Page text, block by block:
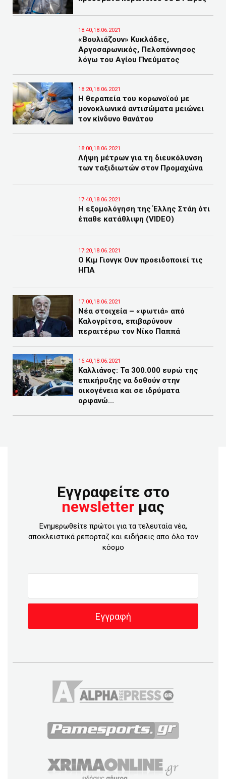
18:40,18.06.2021
«Βουλιάζουν» Κυκλάδες,
Αργοσαρωνικός, Πελοπόννησος
λόγω του Αγίου Πνεύματος
18:20,18.06.2021
Η θεραπεία του κορωνοϊού με
μονοκλωνικά αντισώματα μειώνει
τον κίνδυνο θανάτου
18:00,18.06.2021
Λήψη μέτρων για τη διευκόλυνση
των ταξιδιωτών στον Προμαχώνα
17:40,18.06.2021
Η εξομολόγηση της Έλλης Στάη ότι
έπαθε κατάθλιψη (VIDEO)
17:20,18.06.2021
Ο Κιμ Γιονγκ Ουν προειδοποιεί τις
ΗΠΑ
17:00,18.06.2021
Νέα στοιχεία – «φωτιά» από
Καλογρίτσα, επιβαρύνουν
περαιτέρω τον Νίκο Παππά
16:40,18.06.2021
Καλλιάνος: Τα 300.000 ευρώ της
επικήρυξης να δοθούν στην
οικογένεια και σε ιδρύματα
ορφανώ...
Εγγραφείτε στο
newsletter μας
Ενημερωθείτε πρώτοι για τα τελευταία νέα,
αποκλειστικά ρεπορταζ και ειδήσεις απο όλο τον
κόσμο